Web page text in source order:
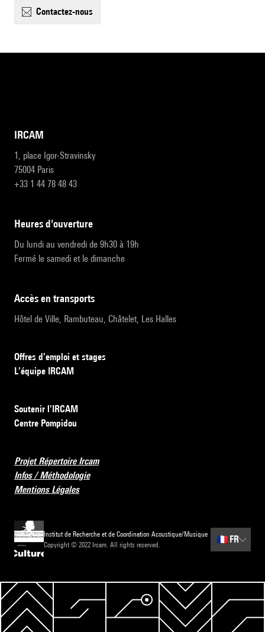
contactez-nous
IRCAM
1, place Igor-Stravinsky
75004 Paris
+33 1 44 78 48 43
heures d'ouverture
Du lundi au vendredi de 9h30 à 19h
Fermé le samedi et le dimanche
accès en transports
Hôtel de Ville, Rambuteau, Châtelet, Les Halles
Offres d’emploi et stages
L’équipe IRCAM
Soutenir l’IRCAM
Centre Pompidou
Projet Répertoire Ircam
Infos / Méthodologie
Mentions Légales
Institut de Recherche et de Coordination Acoustique/Musique
Copyright © 2022 Ircam. All rights reserved.
🇫🇷 FR